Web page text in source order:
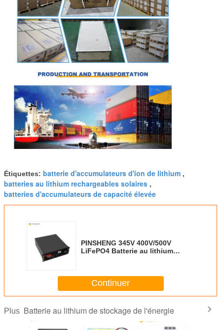
Étiquettes: batterie d'accumulateurs d'ion de lithium ,
batteries au lithium rechargeables solaires ,
batteries d'accumulateurs de capacité élevée
PINSHENG 345V 400V/500V
LiFePO4 Batterie au lithium
Continuer
Plus Batterie au lithium de stockage de l'énergie